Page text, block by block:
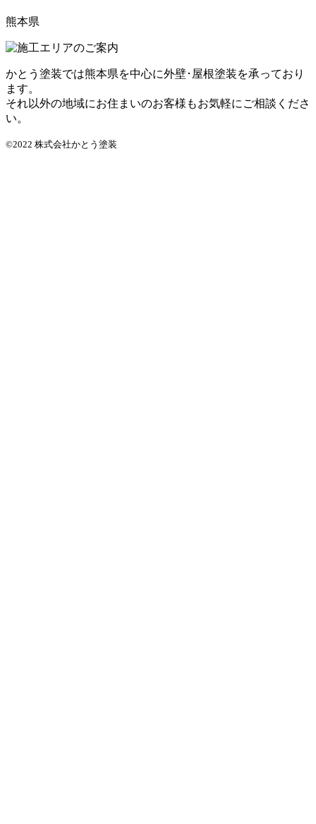
熊本県
かとう塗装では熊本県を中心に外壁･屋根塗装を承っており
ます。
それ以外の地域にお住まいのお客様もお気軽にご相談くださ
い。
©2022 株式会社かとう塗装